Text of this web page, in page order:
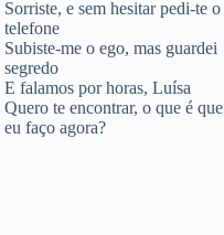
Sorriste, e sem hesitar pedi-te o
telefone
Subiste-me o ego, mas guardei
segredo
E falamos por horas, Luísa
Quero te encontrar, o que é que
eu faço agora?